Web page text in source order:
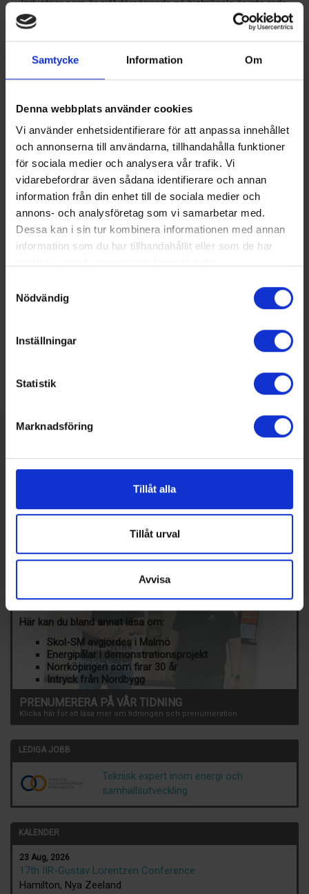
Samtycke Information Om
Denna webbplats använder cookies
Vi använder enhetsidentifierare för att anpassa innehållet
och annonserna till användarna, tillhandahålla funktioner
för sociala medier och analysera vår trafik. Vi
vidarebefordrar även sådana identifierare och annan
information från din enhet till de sociala medier och
annons- och analysföretag som vi samarbetar med.
Dessa kan i sin tur kombinera informationen med annan
information som du har tillhandahållit eller som de har
Nödvändig
Inställningar
Statistik
Marknadsföring
Tillåt alla
Tillåt urval
Avvisa
Industrier som är självförsörjande på biobränsle är inte redo
att investera i annan teknik – om de inte kan få avkastning
– Våra analyser visar att med politiska åtgärder som
koldioxidutsläpp kan återbetalningstider på 3–7 år uppnås,
vilket skulle göra värmepumpar till en attraktiv investering,
säger Metkel Yebiyo.
Projektet ”Värmepumpar för industriell torkning” har letts av
forskningsinstitutet Rise i samarbete med KTH, Chalmers
och flera industripartners. Det har finansierats av
Energimyndighetens forskningsprogram Termo Innovation
och är en del av det internationella samarbetet IEA Heat
Pumping Technologies.
SENASTE NUMRET
Nummer 4/2026
Här kan du bland annat läsa om:
Skol-SM avgjordes i Malmö
Energipålar i demonstrationsprojekt
Norrköpingen som firar 30 år
Intryck från Nordbygg
PRENUMERERA PÅ VÅR TIDNING
Klicka här för att läsa mer om tidningen och prenumeration
LEDIGA JOBB
Teknisk expert inom energi och
samhällsutveckling
KALENDER
23 Aug, 2026
17th IIR-Gustav Lorentzen Conference
Hamilton, Nya Zeeland